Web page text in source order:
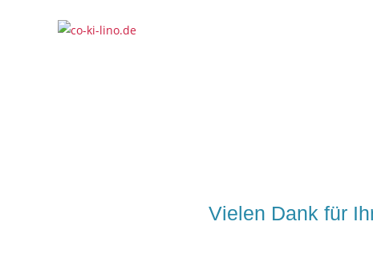
Vielen Dank für